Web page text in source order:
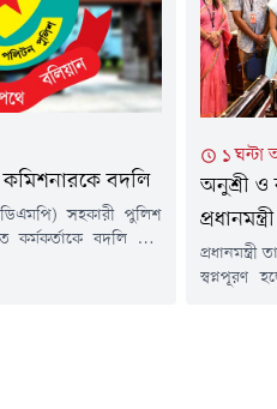
বদলি
সহকারী পুলিশ
কর্মকর্তাকে বদলি করা
১
অনুশ্রী ও
প্রধানমন্ত্রী
স্বপ্নপূরণ